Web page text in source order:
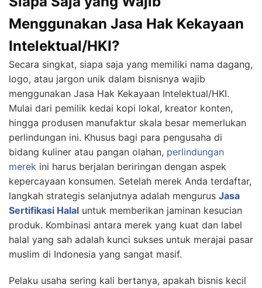
Menggunakan Jasa Hak Kekayaan
Intelektual/HKI?
Secara singkat, siapa saja yang memiliki nama dagang,
logo, atau jargon unik dalam bisnisnya wajib
menggunakan Jasa Hak Kekayaan Intelektual/HKI.
Mulai dari pemilik kedai kopi lokal, kreator konten,
hingga produsen manufaktur skala besar memerlukan
perlindungan ini. Khusus bagi para pengusaha di
bidang kuliner atau pangan olahan, perlindungan
merek ini harus berjalan beriringan dengan aspek
kepercayaan konsumen. Setelah merek Anda terdaftar,
langkah strategis selanjutnya adalah mengurus Jasa
Sertifikasi Halal untuk memberikan jaminan kesucian
produk. Kombinasi antara merek yang kuat dan label
halal yang sah adalah kunci sukses untuk merajai pasar
muslim di Indonesia yang sangat masif.
Pelaku usaha sering kali bertanya, apakah bisnis kecil